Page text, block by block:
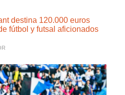
destina 120.000 euros
fútbol y futsal aficionados